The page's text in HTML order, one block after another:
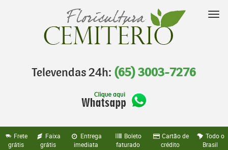
Televendas 24h: (65) 3003-7276
Frete
grátis
Faixa
grátis
Entrega
imediata
Boleto
faturado
Cartão de
crédito
Todo o
Brasil